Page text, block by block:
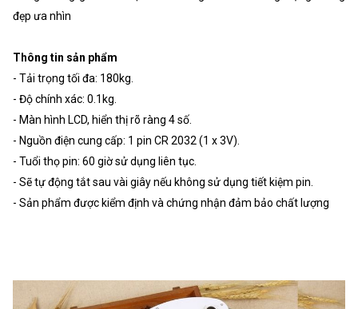
đẹp ưa nhìn
Thông tin sản phẩm
- Tải trọng tối đa: 180kg.
- Độ chính xác: 0.1kg.
- Màn hình LCD, hiển thị rõ ràng 4 số.
- Nguồn điện cung cấp: 1 pin CR 2032 (1 x 3V).
- Tuổi thọ pin: 60 giờ sử dụng liên tục.
- Sẽ tự động tắt sau vài giây nếu không sử dụng tiết kiệm pin.
- Sản phẩm được kiểm định và chứng nhận đảm bảo chất lượng